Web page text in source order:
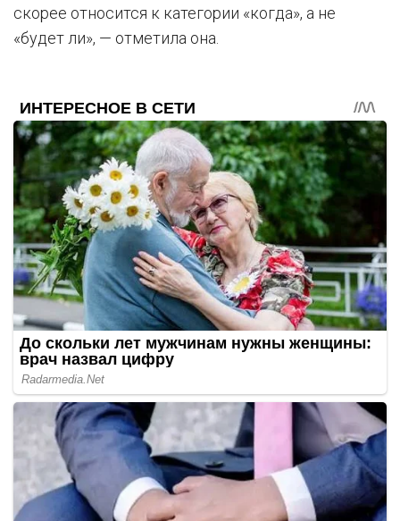
скорее относится к категории «когда», а не
«будет ли», — отметила она.